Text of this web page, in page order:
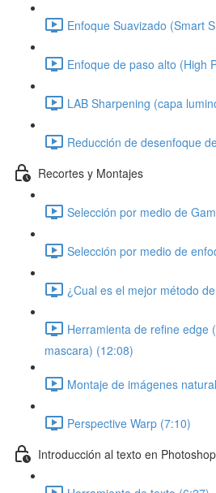
Enfoque Suavizado (Smart
Enfoque de paso alto (High
LAB Sharpening (capa
Reducción de desenfoque
Recortes y Montajes
Selección por medio de
Selección por medio de
¿Cual es el mejor método
Herramienta de refine edge
mascara) (12:08)
Montaje de imágenes
Perspective Warp (7:10)
Introducción al texto en Photoshop